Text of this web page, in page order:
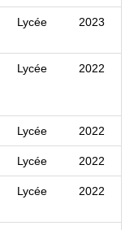
Lycée 2023
Lycée 2022
Lycée 2022
Lycée 2022
Lycée 2022